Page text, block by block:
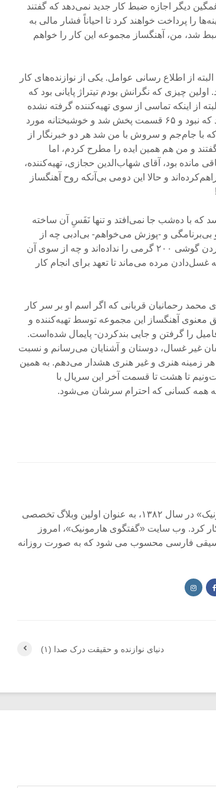
دیگر اجازه ضبط کار جدید نمی‌دهد که گفتند
را پرداخت خواهند‌ کرد تا احیاناً فشار مالی به
شد، من، آهنگساز مجموعه این کار را خواهم
از اطلاع رسانی عوامل. یکی از نوازنده‌های کار
چیزی که نگرانش بودم تیتراژ پایانی بود که
از اینکه تماسی از سوی تهیه‌کننده گرفته نشده
‌بود، حدس می‌زدم که نباید مشکلی بوده‌ باشد که نبود و ۶۵ قسمت پخش شد و خوشبختانه مورد
با جام‌جم و سروش با من شد هر دو خبر‌نگار از
و من هم همین ایده را مطرح کردم، اما
مانده‌ بود، آقای شهاب‌الدین حجازی، تهیه‌کننده،
و حالا این دومی بی‌آنکه روح آهنگساز
که با ده‌شب جا نمی‌افتد و تنها نَفَسِ آن ساخته
بی‌برنامگی و -پوزش می‌خواهم- بی‌ادبی چه از
طرف تهیه‌کننده که به خودشان زحمت بلند‌کردن گوشی ۲۰۰ گرمی را نداده‌اند و چه از سوی آن
مرده می‌ماند تا تعهد برای انجام کار
رحمانیان قربانی که اگر اسم او بر سر کار
معنوی آهنگساز این مجموعه توسط تهیه‌کننده و
را گرفتن و جایی بند‌کردن- پایمال شده‌است.
غیر غسال، دوستان و آشنایان می‌رسانم و نسبت
هر زمینه هنری و غیر هنری هشدار می‌دهم. به همین
تا هشت تا قسمت آخر این سریال با
به همه کسانی که احترام سرشان می‌شود.
مجله آنلاین «گفتگوی هارمونیک» در سال ۱۳۸۲، به عنوان اولین وبلاگ تخصصی
کرد. وب سایت «گفتگوی هارمونیک»، امروز
فارسی محسوب می شود که به صورت روزانه
دنیای نوازنده و حقیقت درک صدا (۱)